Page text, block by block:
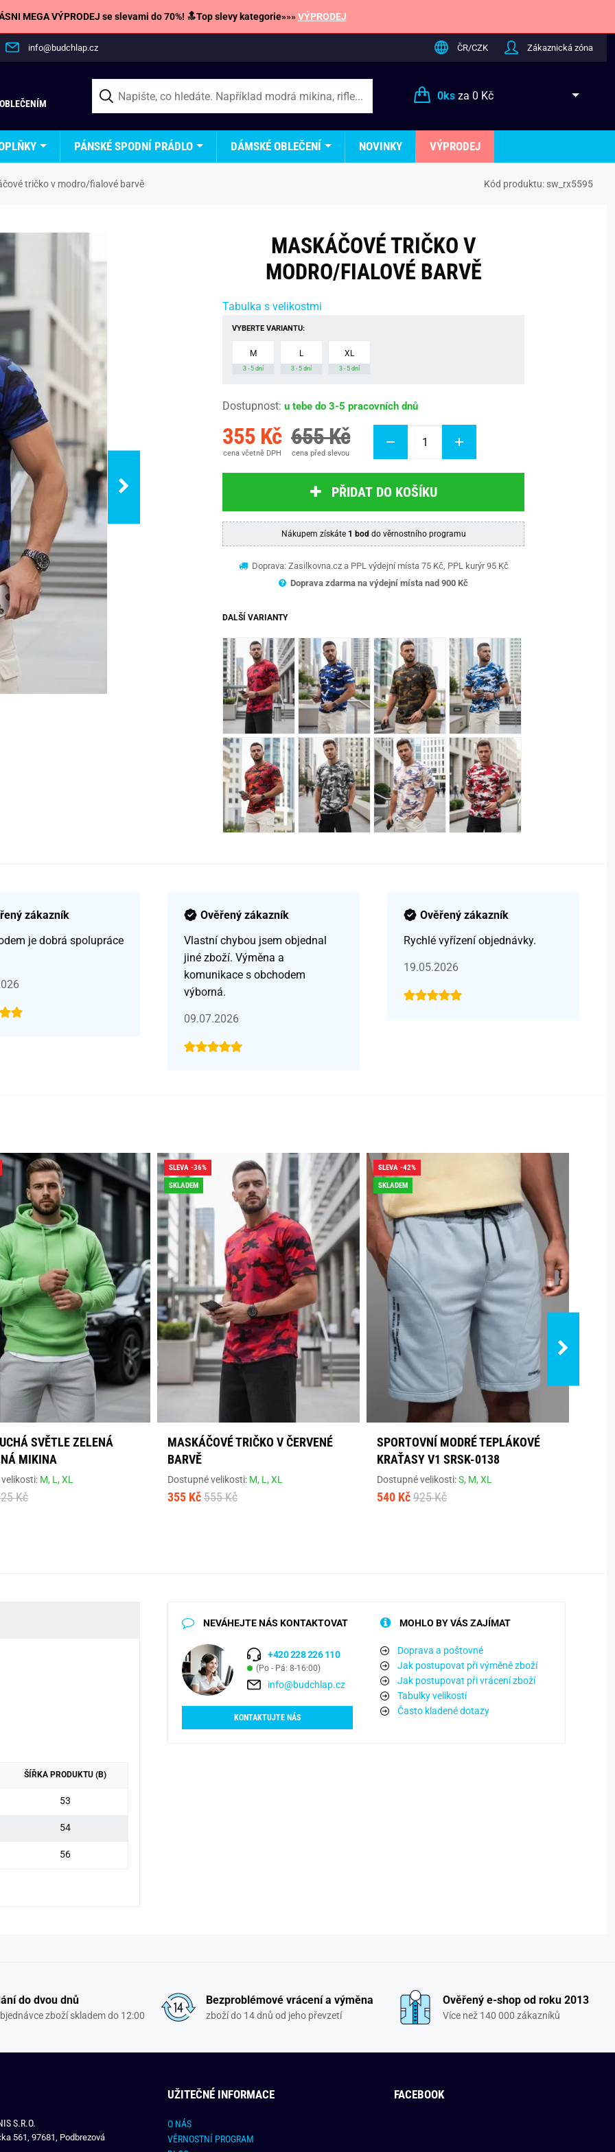
MEGA VÝPRODEJ se slevami do 70%! 🔝Top slevy kategorie»»»VÝPRODEJ
info@budchlap.cz ČR/CZK Zákaznická zóna
0ksza 0 Kč
PÁNSKÉ SPODNÍ PRÁDLO DÁMSKÉ OBLEČENÍ NOVINKY VÝPRODEJ
tričko v modro/fialové barvě Kód produktu: sw_rx5595
MASKÁČOVÉ TRIČKO V
MODRO/FIALOVÉ BARVĚ
Tabulka s velikostmi
VYBERTE VARIANTU:
M
3 - 5 dní
L
3 - 5 dní
XL
3 - 5 dní
Dostupnost: u tebe do 3-5 pracovních dnů
355 Kč
cena včetně DPH
655 Kč
cena před slevou
PŘIDAT DO KOŠÍKU
Nákupem získáte 1 bod do věrnostního programu
Doprava: Zasilkovna.cz a PPL výdejní místa 75 Kč, PPL kurýr 95 Kč
Doprava zdarma na výdejní místa nad 900 Kč
DALŠÍ VARIANTY
zákazník
je dobrá spolupráce
Ověřený zákazník
Vlastní chybou jsem objednal
jiné zboží. Výměna a
komunikace s obchodem
výborná.
09.07.2026
Ověřený zákazník
Rychlé vyřízení objednávky.
19.05.2026
SVĚTLE ZELENÁ
MIKINA
M, L,XL
Kč
SLEVA -36%
SKLADEM
MASKÁČOVÉ TRIČKO V ČERVENÉ
BARVĚ
Dostupné velikosti: M, L,XL
355 Kč 555 Kč
SLEVA -42%
SKLADEM
SPORTOVNÍ MODRÉ TEPLÁKOVÉ
KRAŤASY V1 SRSK-0138
Dostupné velikosti:S, M,XL
540 Kč 925 Kč
ŠÍŘKA PRODUKTU (B)
53
54
56
NEVÁHEJTE NÁS KONTAKTOVAT
+420 228 226 110
(Po - Pá: 8-16:00)
info@budchlap.cz
KONTAKTUJTE NÁS
MOHLO BY VÁS ZAJÍMAT
Doprava a poštovné
Jak postupovat při výměně zboží
Jak postupovat při vrácení zboží
Tabulky velikostí
Často kladené dotazy
do dvou dnů
zboží skladem do 12:00
Bezproblémové vrácení a výměna
zboží do 14 dnů od jeho převzetí
Ověřený e-shop od roku 2013
Více než 140 000 zákazníků
S.R.O.
561, 97681, Podbrezová
UŽITEČNÉ INFORMACE
O NÁS
VĚRNOSTNÍ PROGRAM
FACEBOOK